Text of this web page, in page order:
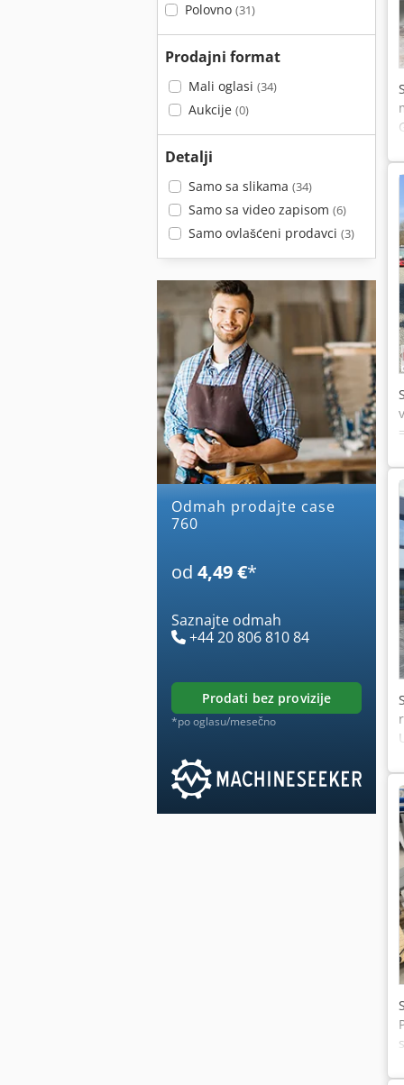
Polovno (31)
Prodajni format
Mali oglasi (34)
Aukcije (0)
Detalji
Samo sa slikama (34)
Samo sa video zapisom (6)
Samo ovlašćeni prodavci (3)
Odmah prodajte case
760
od 4,49 €*
Saznajte odmah
+44 20 806 810 84
prodati bez provizije
*po oglasu/mesečno